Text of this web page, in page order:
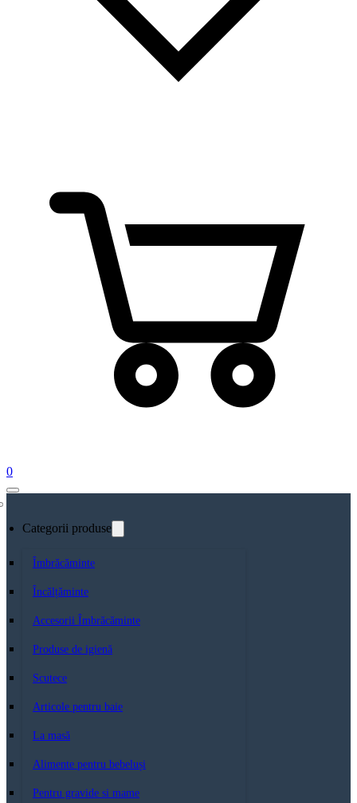
0
Categorii produse
Îmbrăcăminte
Încălțăminte
Accesorii Îmbrăcăminte
Produse de igienă
Scutece
Articole pentru baie
La masă
Alimente pentru bebeluși
Pentru gravide si mame